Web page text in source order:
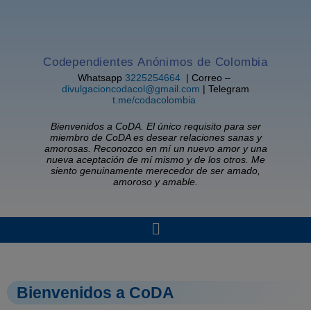
Codependientes Anónimos de Colombia
Whatsapp 3225254664 | Correo –
divulgacioncodacol@gmail.com | Telegram
t.me/codacolombia
Bienvenidos a CoDA. El único requisito para ser
miembro de CoDA es desear relaciones sanas y
amorosas. Reconozco en mí un nuevo amor y una
nueva aceptación de mí mismo y de los otros. Me
siento genuinamente merecedor de ser amado,
amoroso y amable.
Menú
Bienvenidos a CoDA